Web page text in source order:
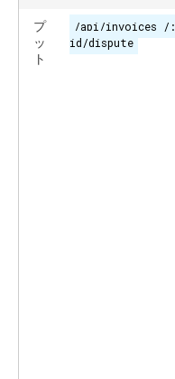
プ
ッ
ト
/api/invoices /:
id/dispute